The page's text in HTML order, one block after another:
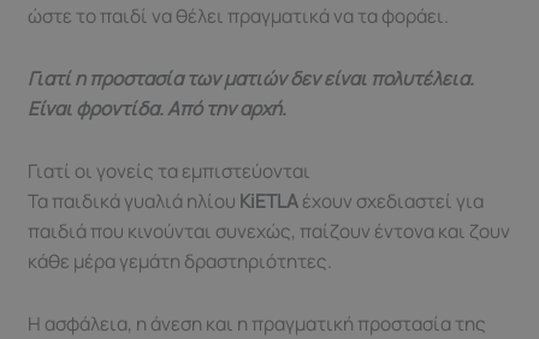
ώστε το παιδί να θέλει πραγματικά να τα φοράει.
Γιατί η προστασία των ματιών δεν είναι πολυτέλεια.
Είναι φροντίδα. Από την αρχή.
Γιατί οι γονείς τα εμπιστεύονται
Τα παιδικά γυαλιά ηλίου KiETLAέχουν σχεδιαστεί για
παιδιά που κινούνται συνεχώς, παίζουν έντονα και ζουν
κάθε μέρα γεμάτη δραστηριότητες.
Η ασφάλεια, η άνεση και η πραγματική προστασία της